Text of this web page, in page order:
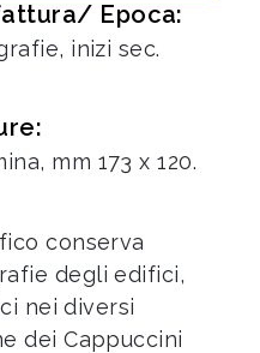
Epoca:
inizi sec.
mm 173 x 120.
conserva
degli edifici,
nei diversi
dei Cappuccini